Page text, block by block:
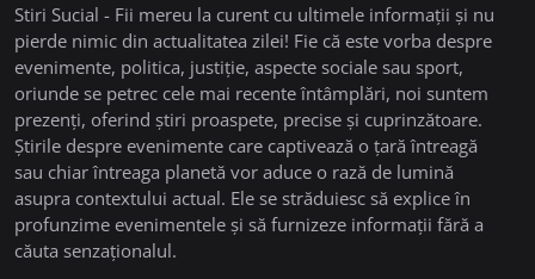
Stiri Sucial - Fii mereu la curent cu ultimele informații și nu
pierde nimic din actualitatea zilei! Fie că este vorba despre
evenimente, politica, justiție, aspecte sociale sau sport,
oriunde se petrec cele mai recente întâmplări, noi suntem
prezenți, oferind știri proaspete, precise și cuprinzătoare.
Știrile despre evenimente care captivează o țară întreagă
sau chiar întreaga planetă vor aduce o rază de lumină
asupra contextului actual. Ele se străduiesc să explice în
profunzime evenimentele și să furnizeze informații fără a
căuta senzaționalul.